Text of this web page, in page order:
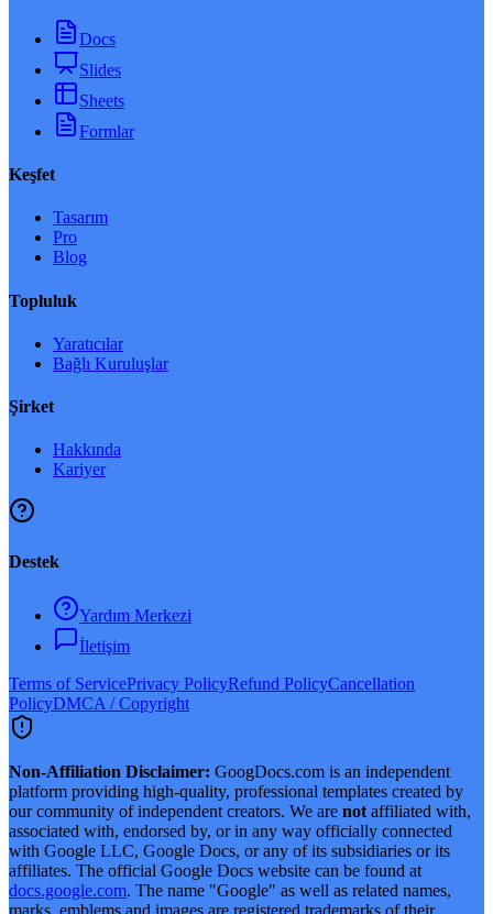
Docs
Slides
Sheets
Formlar
Keşfet
Tasarım
Pro
Blog
Topluluk
Yaratıcılar
Bağlı Kuruluşlar
Şirket
Hakkında
Kariyer
Destek
Yardım Merkezi
İletişim
Terms of ServicePrivacy PolicyRefund PolicyCancellation
PolicyDMCA / Copyright
Non-Affiliation Disclaimer: GoogDocs.com is an independent
platform providing high-quality, professional templates created by
our community of independent creators. We are not affiliated with,
associated with, endorsed by, or in any way officially connected
with Google LLC, Google Docs, or any of its subsidiaries or its
affiliates. The official Google Docs website can be found at
docs.google.com. The name "Google" as well as related names,
marks, emblems and images are registered trademarks of their